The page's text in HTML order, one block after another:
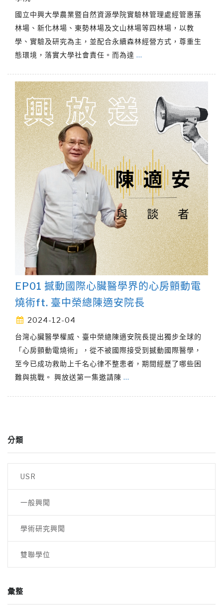
國立中興大學農業暨自然資源學院實驗林管理處經管惠蓀
林場、新化林場、東勢林場及文山林場等四林場，以教
學、實驗及研究為主，並配合永續森林經營方式，尊重生
態環境，落實大學社會責任。而為達 …
EP01 撼動國際心臟醫學界的心房顫動電
燒術ft. 臺中榮總陳適安院長
2024-12-04
台灣心臟醫學權威、臺中榮總陳適安院長提出獨步全球的
「心房顫動電燒術」，從不被國際接受到撼動國際醫學，
至今已成功救助上千名心律不整患者，期間經歷了哪些困
難與挑戰。 興放送第一集邀請陳 …
分類
USR
一般興聞
學術研究興聞
雙聯學位
彙整